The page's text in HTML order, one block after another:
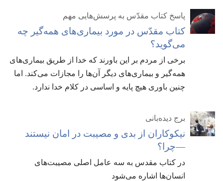
پاسخ کتاب مقدّس به پرسش‌هایی مهم
کتاب مقدّس در مورد بیماری‌های همه‌گیر چه
می‌گوید؟‏
برخی از مردم بر این باورند که خدا از طریق بیماری‌های
همه‌گیر و بیماری‌های دیگر آن‌ها را مجازات می‌کند.‏ اما
چنین باوری هیچ پایه و اساسی در کلام خدا ندارد.‏
برج دیده‌بانی
نیکوکاران از بدی و مصیبت در امان نیستند​
—‏⁠چرا؟‏
در کتاب مقدس به سه عامل اصلی مصیبت‌های
انسان‌ها اشاره می‌شود